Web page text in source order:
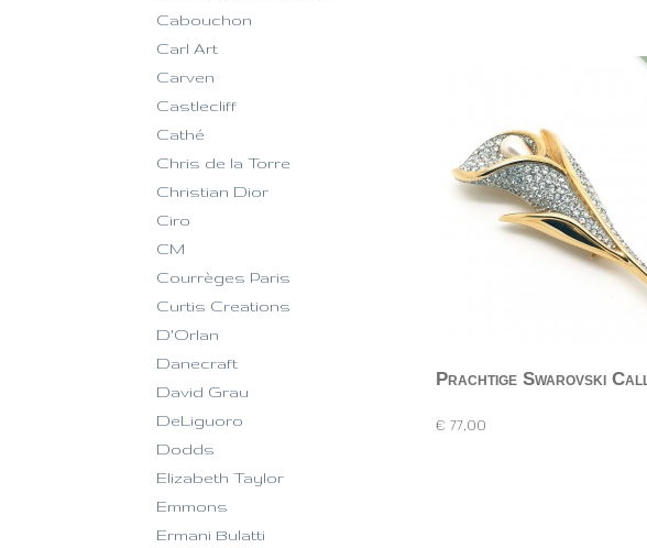
Cabouchon
Carl Art
Carven
Castlecliff
Cathé
Chris de la Torre
Christian Dior
Ciro
CM
Courrèges Paris
Curtis Creations
D'Orlan
Danecraft
David Grau
DeLiguoro
Dodds
Elizabeth Taylor
Emmons
Ermani Bulatti
Prachtige Swarovski
€ 77,00